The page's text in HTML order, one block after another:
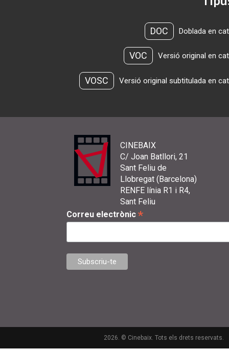
DOC Doblada en
VOC Versió original en
VOSC Versió original subtitulada en
CINEBAIX
C/ Joan Batllori, 21
Sant Feliu de
Llobregat (Barcelona)
RENFE línia R1 i R4,
Sant Feliu
Correu electrònic *
2026. © Cinebaix. Tots els drets reservats.